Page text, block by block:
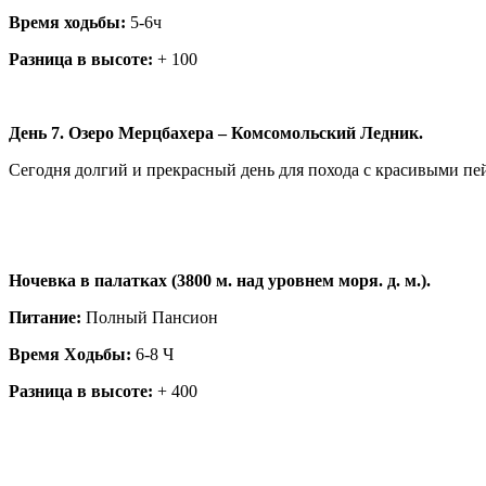
Время ходьбы: 5-6ч
Разница в высоте: + 100
День 7. Озеро Мерцбахера – Комсомольский Ледник.
Сегодня долгий и прекрасный день для похода с красивыми
Ночевка в палатках (3800 м. над уровнем моря. д. м.).
Питание: Полный Пансион
Время Ходьбы: 6-8 Ч
Разница в высоте: + 400